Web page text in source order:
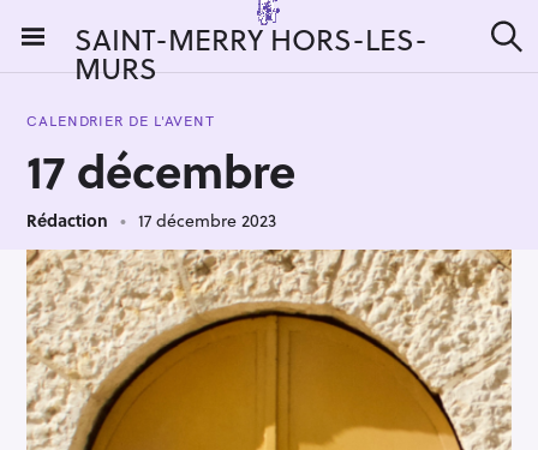
i
SAINT-MERRY HORS-LES-
MURS e
:
CALENDRIER DE L'AVENT
17 décembre
Rédaction 17 décembre 2023